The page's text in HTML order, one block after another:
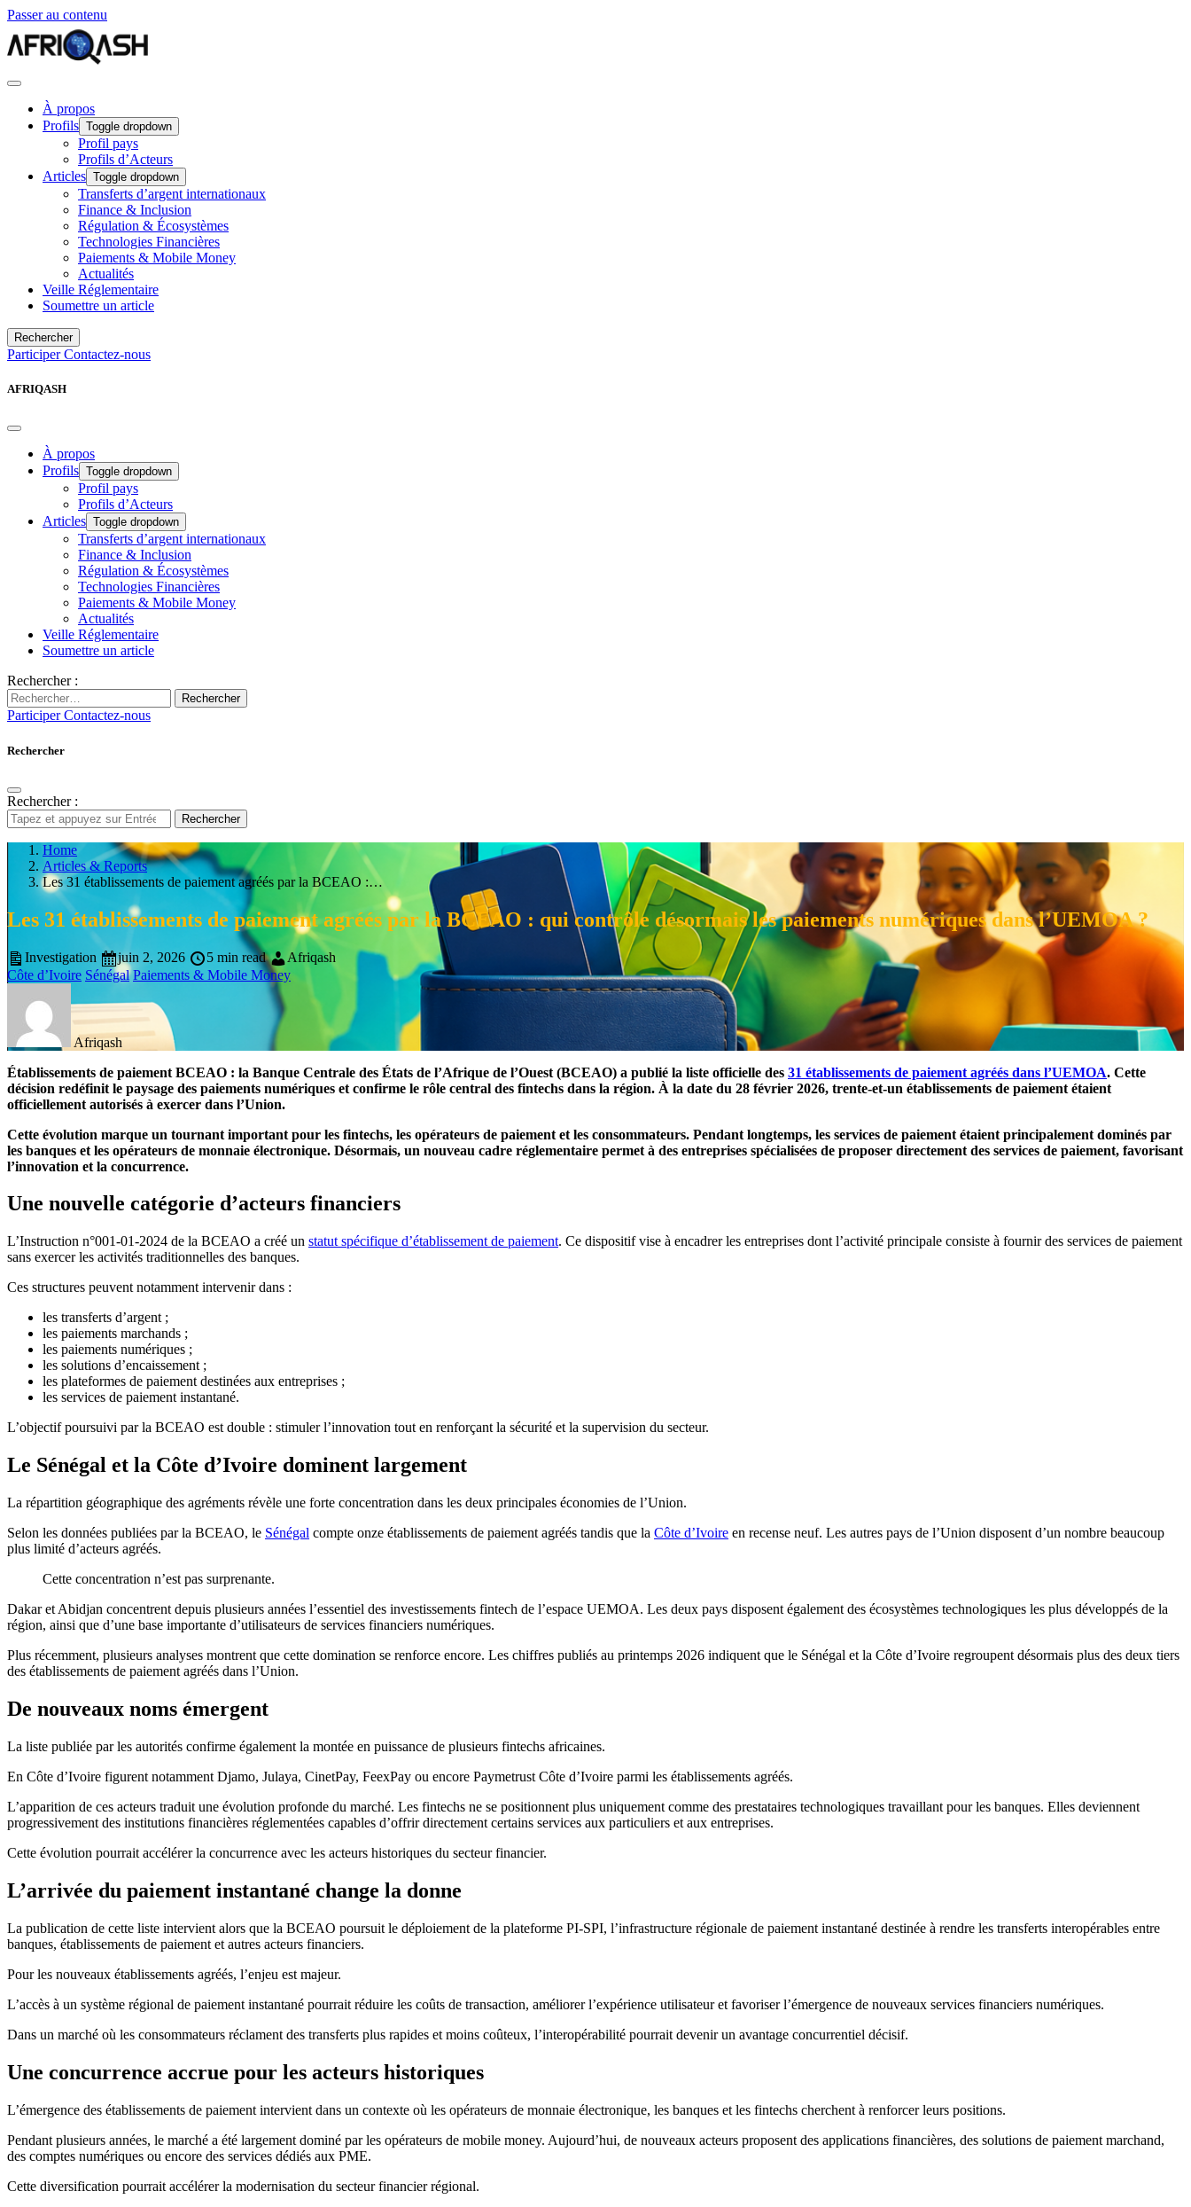
Passer au contenu
À propos
Profils Toggle dropdown
Profil pays
Profils d’Acteurs
Articles Toggle dropdown
Transferts d’argent internationaux
Finance & Inclusion
Régulation & Écosystèmes
Technologies Financières
Paiements & Mobile Money
Actualités
Veille Réglementaire
Soumettre un article
Rechercher
ParticiperContactez-nous
AFRIQASH
À propos
Profils Toggle dropdown
Profil pays
Profils d’Acteurs
Articles Toggle dropdown
Transferts d’argent internationaux
Finance & Inclusion
Régulation & Écosystèmes
Technologies Financières
Paiements & Mobile Money
Actualités
Veille Réglementaire
Soumettre un article
Rechercher :
Rechercher
ParticiperContactez-nous
Rechercher
Rechercher :
Rechercher
Home
Articles & Reports
Les 31 établissements de paiement agréés par la BCEAO :…
Les 31 établissements de paiement agréés par la BCEAO : qui contrôle désormais les paiements numériques dans l’UEMOA ?
Investigation juin 2, 2026 5 min read
Afriqash
Côte d’Ivoire Sénégal Paiements & Mobile Money
Afriqash
Établissements de paiement BCEAO : la Banque Centrale des États de l’Afrique de l’Ouest (BCEAO) a publié la liste officielle des 31 établissements de paiement agréés dans l’UEMOA. Cette
décision redéfinit le paysage des paiements numériques et confirme le rôle central des fintechs dans la région. À la date du 28 février 2026, trente-et-un établissements de paiement étaient
officiellement autorisés à exercer dans l’Union.
Cette évolution marque un tournant important pour les fintechs, les opérateurs de paiement et les consommateurs. Pendant longtemps, les services de paiement étaient principalement dominés par
les banques et les opérateurs de monnaie électronique. Désormais, un nouveau cadre réglementaire permet à des entreprises spécialisées de proposer directement des services de paiement, favorisant
l’innovation et la concurrence.
Une nouvelle catégorie d’acteurs financiers
L’Instruction n°001-01-2024 de la BCEAO a créé un statut spécifique d’établissement de paiement. Ce dispositif vise à encadrer les entreprises dont l’activité principale consiste à fournir des services de paiement
sans exercer les activités traditionnelles des banques.
Ces structures peuvent notamment intervenir dans :
les transferts d’argent ;
les paiements marchands ;
les paiements numériques ;
les solutions d’encaissement ;
les plateformes de paiement destinées aux entreprises ;
les services de paiement instantané.
L’objectif poursuivi par la BCEAO est double : stimuler l’innovation tout en renforçant la sécurité et la supervision du secteur.
Le Sénégal et la Côte d’Ivoire dominent largement
La répartition géographique des agréments révèle une forte concentration dans les deux principales économies de l’Union.
Selon les données publiées par la BCEAO, le Sénégal compte onze établissements de paiement agréés tandis que la Côte d’Ivoire en recense neuf. Les autres pays de l’Union disposent d’un nombre beaucoup
plus limité d’acteurs agréés.
Cette concentration n’est pas surprenante.
Dakar et Abidjan concentrent depuis plusieurs années l’essentiel des investissements fintech de l’espace UEMOA. Les deux pays disposent également des écosystèmes technologiques les plus développés de la
région, ainsi que d’une base importante d’utilisateurs de services financiers numériques.
Plus récemment, plusieurs analyses montrent que cette domination se renforce encore. Les chiffres publiés au printemps 2026 indiquent que le Sénégal et la Côte d’Ivoire regroupent désormais plus des deux tiers
des établissements de paiement agréés dans l’Union.
De nouveaux noms émergent
La liste publiée par les autorités confirme également la montée en puissance de plusieurs fintechs africaines.
En Côte d’Ivoire figurent notamment Djamo, Julaya, CinetPay, FeexPay ou encore Paymetrust Côte d’Ivoire parmi les établissements agréés.
L’apparition de ces acteurs traduit une évolution profonde du marché. Les fintechs ne se positionnent plus uniquement comme des prestataires technologiques travaillant pour les banques. Elles deviennent
progressivement des institutions financières réglementées capables d’offrir directement certains services aux particuliers et aux entreprises.
Cette évolution pourrait accélérer la concurrence avec les acteurs historiques du secteur financier.
L’arrivée du paiement instantané change la donne
La publication de cette liste intervient alors que la BCEAO poursuit le déploiement de la plateforme PI-SPI, l’infrastructure régionale de paiement instantané destinée à rendre les transferts interopérables entre
banques, établissements de paiement et autres acteurs financiers.
Pour les nouveaux établissements agréés, l’enjeu est majeur.
L’accès à un système régional de paiement instantané pourrait réduire les coûts de transaction, améliorer l’expérience utilisateur et favoriser l’émergence de nouveaux services financiers numériques.
Dans un marché où les consommateurs réclament des transferts plus rapides et moins coûteux, l’interopérabilité pourrait devenir un avantage concurrentiel décisif.
Une concurrence accrue pour les acteurs historiques
L’émergence des établissements de paiement intervient dans un contexte où les opérateurs de monnaie électronique, les banques et les fintechs cherchent à renforcer leurs positions.
Pendant plusieurs années, le marché a été largement dominé par les opérateurs de mobile money. Aujourd’hui, de nouveaux acteurs proposent des applications financières, des solutions de paiement marchand,
des comptes numériques ou encore des services dédiés aux PME.
Cette diversification pourrait accélérer la modernisation du secteur financier régional.